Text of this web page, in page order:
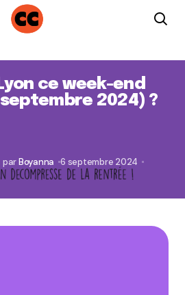
ce week-end
2024) ?
parBoyanna 6 septembre 2024